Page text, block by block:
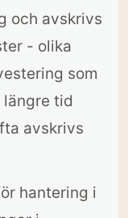
och avskrivs
- olika
som
längre tid
avskrivs
hantering i